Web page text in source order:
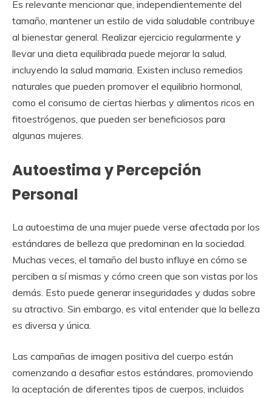
Es relevante mencionar que, independientemente del
tamaño, mantener un estilo de vida saludable contribuye
al bienestar general. Realizar ejercicio regularmente y
llevar una dieta equilibrada puede mejorar la salud,
incluyendo la salud mamaria. Existen incluso remedios
naturales que pueden promover el equilibrio hormonal,
como el consumo de ciertas hierbas y alimentos ricos en
fitoestrógenos, que pueden ser beneficiosos para
algunas mujeres.
Autoestima y Percepción
Personal
La autoestima de una mujer puede verse afectada por los
estándares de belleza que predominan en la sociedad.
Muchas veces, el tamaño del busto influye en cómo se
perciben a sí mismas y cómo creen que son vistas por los
demás. Esto puede generar inseguridades y dudas sobre
su atractivo. Sin embargo, es vital entender que la belleza
es diversa y única.
Las campañas de imagen positiva del cuerpo están
comenzando a desafiar estos estándares, promoviendo
la aceptación de diferentes tipos de cuerpos, incluidos